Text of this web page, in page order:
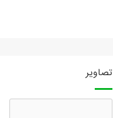
تصاویر